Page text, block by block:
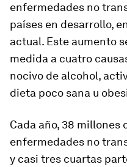
enfermedades no
países en desarrollo,
actual. Este aumento
medida a cuatro
nocivo de alcohol,
dieta poco sana u
Cada año, 38 millones
enfermedades no
y casi tres cuartas